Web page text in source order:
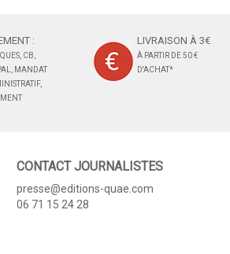
:
CB,
MANDAT
LIVRAISON À 3€
À PARTIR DE 50 €
D'ACHAT*
CONTACT JOURNALISTES
presse@editions-quae.com
06 71 15 24 28